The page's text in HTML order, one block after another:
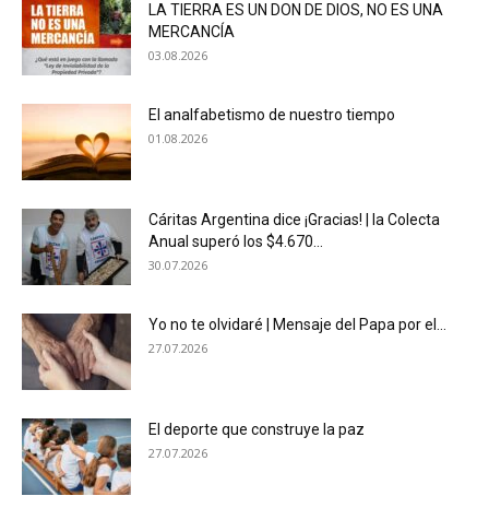
LA TIERRA ES UN DON DE DIOS, NO ES UNA
MERCANCÍA
03.08.2026
El analfabetismo de nuestro tiempo
01.08.2026
Cáritas Argentina dice ¡Gracias! | la Colecta
Anual superó los $4.670...
30.07.2026
Yo no te olvidaré | Mensaje del Papa por el...
27.07.2026
El deporte que construye la paz
27.07.2026